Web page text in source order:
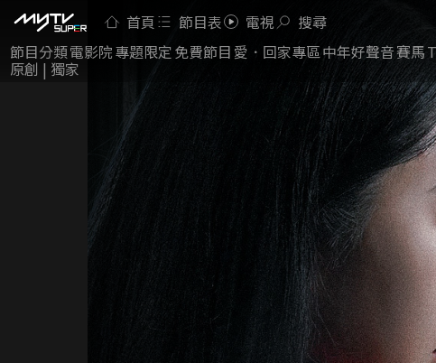
首頁 節目表 電視 搜尋
節目分類電影院專題限定免費節目 愛．回家專區中年好聲音賽馬
原創 | 獨家